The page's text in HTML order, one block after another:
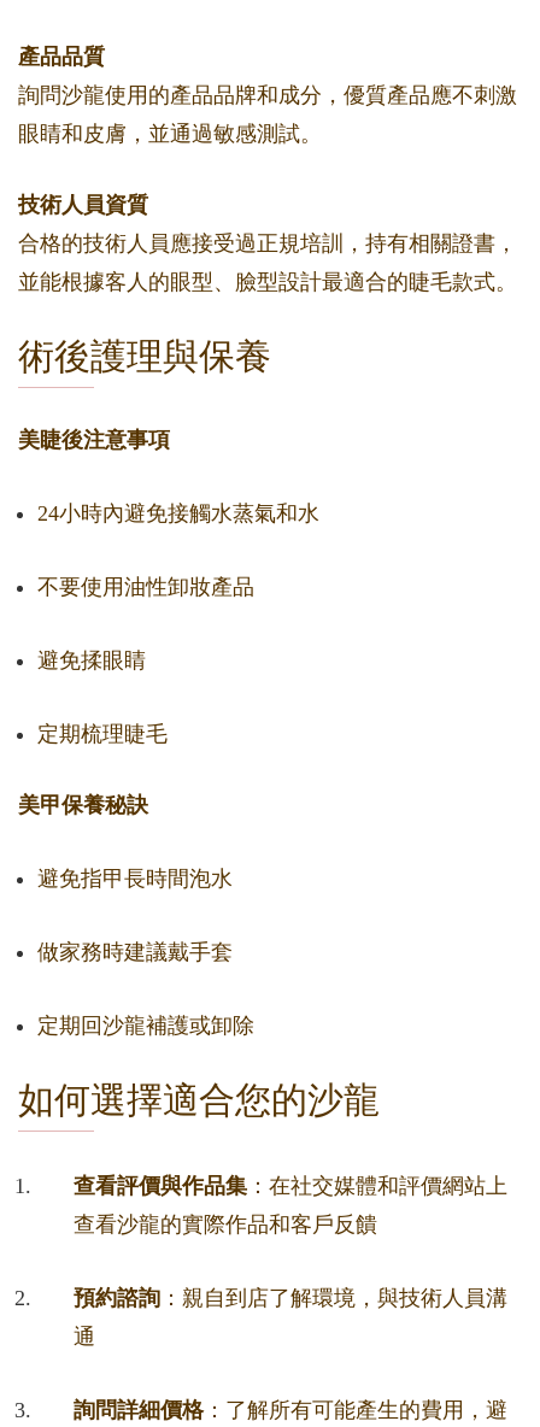
產品品質
詢問沙龍使用的產品品牌和成分，優質產品應不刺激
眼睛和皮膚，並通過敏感測試。
技術人員資質
合格的技術人員應接受過正規培訓，持有相關證書，
並能根據客人的眼型、臉型設計最適合的睫毛款式。
術後護理與保養
美睫後注意事項
24小時內避免接觸水蒸氣和水
不要使用油性卸妝產品
避免揉眼睛
定期梳理睫毛
美甲保養秘訣
避免指甲長時間泡水
做家務時建議戴手套
定期回沙龍補護或卸除
如何選擇適合您的沙龍
查看評價與作品集 ：在社交媒體和評價網站上
查看沙龍的實際作品和客戶反饋
預約諮詢 ：親自到店了解環境，與技術人員溝
通
詢問詳細價格：了解所有可能產生的費用，避